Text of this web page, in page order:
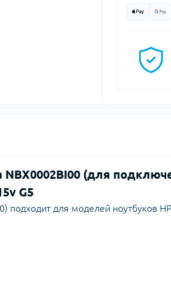
(для
G5
подходит для моделей ноутбуков